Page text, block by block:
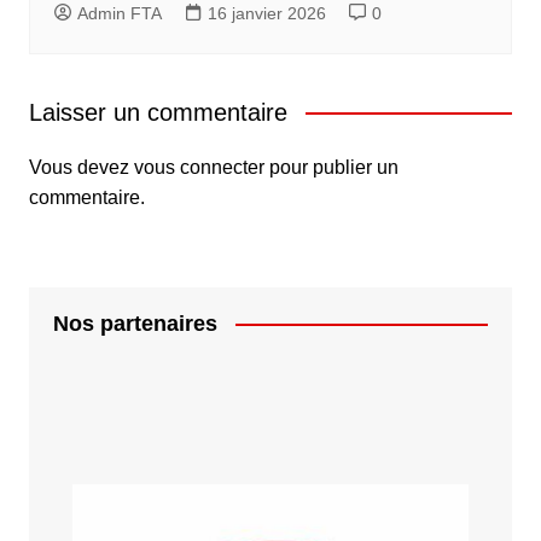
Admin FTA 16 janvier 2026 0
Laisser un commentaire
Vous devez vous connecterpour publier un
commentaire.
Nos partenaires